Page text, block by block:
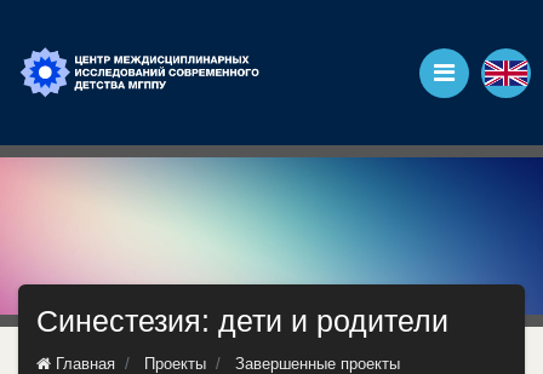
Синестезия: дети и родители
Главная Проекты
Завершенные проекты